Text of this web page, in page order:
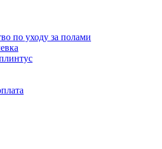
по уходу за полами